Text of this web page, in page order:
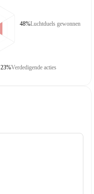
Luchtduels gewonnen
48%
Verdedigende acties
23%